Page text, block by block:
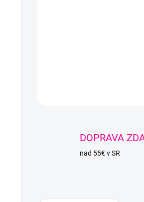
DOPRAVA
nad 55€ v SR